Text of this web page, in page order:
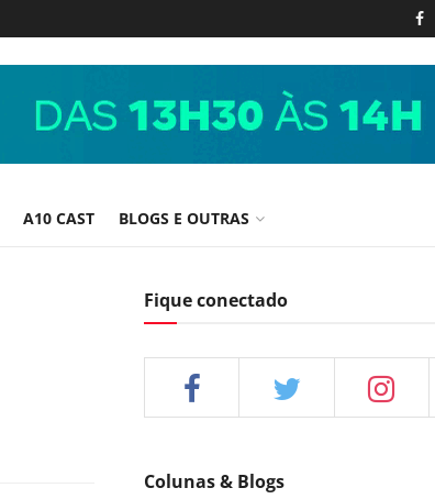
A10 CAST BLOGS E OUTRAS
Fique conectado
Colunas & Blogs